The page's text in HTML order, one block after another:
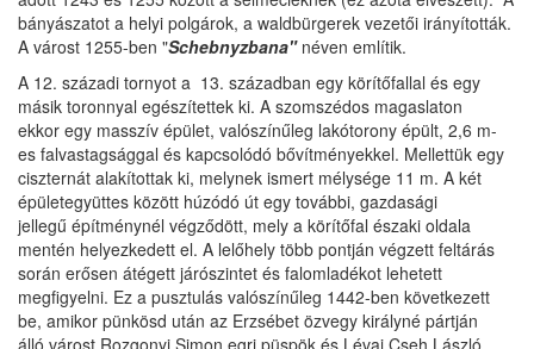
bányászatot a helyi polgárok, a waldbürgerek vezetői irányították.
A várost 1255-ben "Schebnyzbana"néven említik.
A 12. századi tornyot a 13. században egy körítőfallal és egy
másik toronnyal egészítettek ki. A szomszédos magaslaton
ekkor egy masszív épület, valószínűleg lakótorony épült, 2,6 m-
es falvastagsággal és kapcsolódó bővítményekkel. Mellettük egy
ciszternát alakítottak ki, melynek ismert mélysége 11 m. A két
épületegyüttes között húzódó út egy további, gazdasági
jellegű építménynél végződött, mely a körítőfal északi oldala
mentén helyezkedett el. A lelőhely több pontján végzett feltárás
során erősen átégett járószintet és falomladékot lehetett
megfigyelni. Ez a pusztulás valószínűleg 1442-ben következett
be, amikor pünkösd után az Erzsébet özvegy királyné pártján
álló várost Rozgonyi Simon egri püspök és Lévai Cseh László